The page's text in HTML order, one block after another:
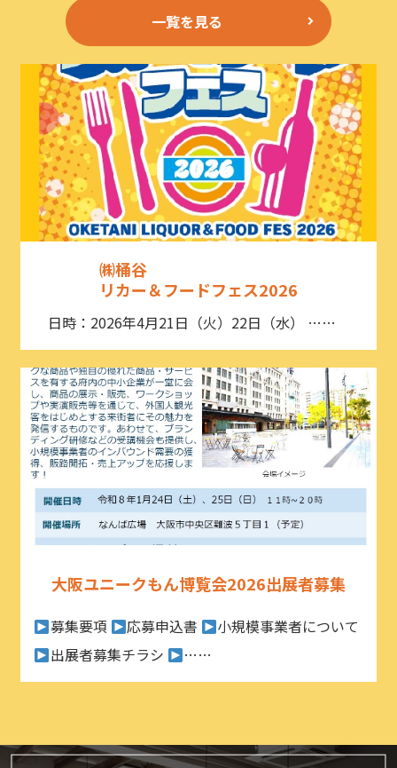
一覧を見る
㈱桶谷
リカー＆フードフェス2026
日時：2026年4月21日（火）22日（水） ……
大阪ユニークもん博覧会2026出展者募集
募集要項 応募申込書
小規模事業者について
出展者募集チラシ
……